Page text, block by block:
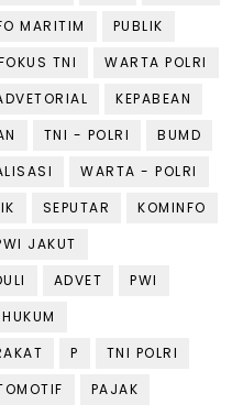
MARITIM
PUBLIK
TNI
WARTA POLRI
KEPABEAN
TNI - POLRI
BUMD
WARTA - POLRI
SEPUTAR
KOMINFO
JAKUT
ADVET
PWI
P
TNI POLRI
PAJAK